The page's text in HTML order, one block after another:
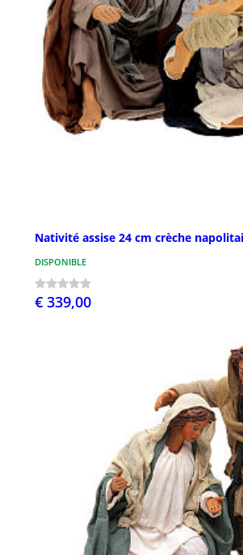
Nativité assise 24 cm crèche
DISPONIBLE
€ 339,00